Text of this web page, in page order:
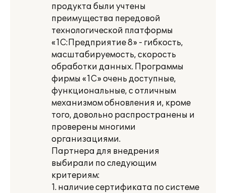
продукта были учтены
преимущества передовой
технологической платформы
«1С:Предприятие 8» - гибкость,
масштабируемость, скорость
обработки данных. Программы
фирмы «1С» очень доступные,
функциональные, с отличным
механизмом обновления и, кроме
того, довольно распространены и
проверены многими
организациями.
Партнера для внедрения
выбирали по следующим
критериям:
1. наличие сертификата по системе